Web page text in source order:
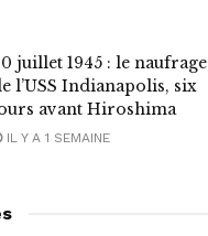
juillet 1945 : le naufrage
l’USS Indianapolis, six
avant Hiroshima
IL Y A 1 SEMAINE